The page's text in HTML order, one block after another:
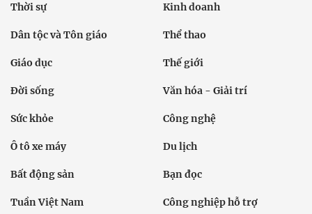
Thời sự Kinh doanh
Dân tộc và Tôn giáo Thể thao
Giáo dục Thế giới
Đời sống Văn hóa - Giải trí
Sức khỏe Công nghệ
Ô tô xe máy Du lịch
Bất động sản Bạn đọc
Tuần Việt Nam Công nghiệp hỗ trợ